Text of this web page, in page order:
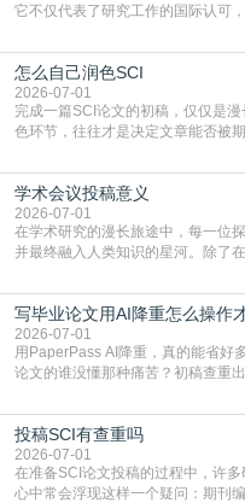
它不仅代表了研究工作的国际认可
战与困惑。从选题立意到投稿回应
篇AEIC学术交流中心小编就为大家
一步发表SCI文章，首要解决的问题
怎么自己润色SCI
2026-07-01
完成一篇SCI论文的初稿，仅仅是
色环节，往往才是决定文章能否被
质量，更能在此过程中深化对学术
文，使其在语言和学术表达上更符
习的技能。本篇AEIC学术交流中心
学术会议投稿意义
2026-07-01
在学术研究的漫长旅途中，每一位
并最终融入人类知识的星河。除了
广阔学术天地的大门，连接着个体
就为大家介绍“学术会议投稿意义”
常具有周期短、时效性强的特点。相
写毕业论文用AI降重怎么操作
2026-07-01
用PaperPass AI降重，真的能省好
论文的谁没懂那种痛苦？初稿查重
到秃头。这时候靠谱的AI降重真的
三天都做不完的事。不是所有人都
真的可以试试：初稿写完重复率远超
投稿SCI有查重吗
2026-07-01
在准备SCI论文投稿的过程中，许
心中常会浮现这样一个疑问：期刊